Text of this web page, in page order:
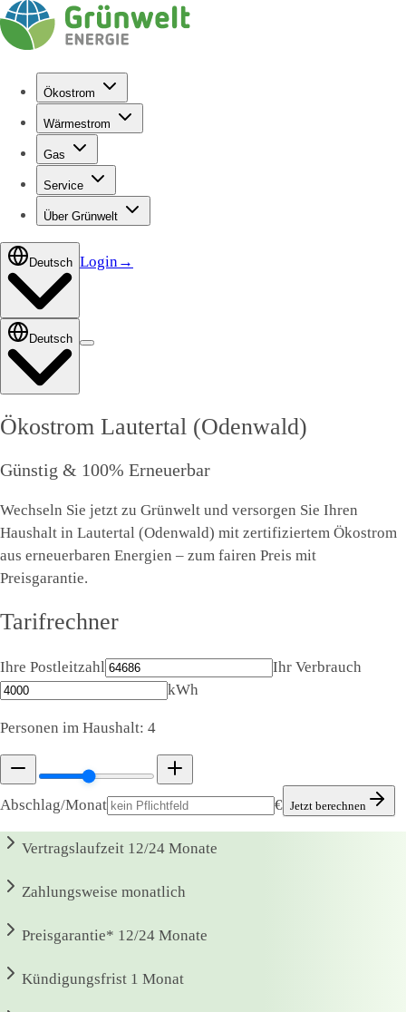
Ökostrom
Wärmestrom
Gas
Service
Über Grünwelt
Deutsch Login→
Deutsch
Ökostrom Lautertal (Odenwald)
Günstig & 100% Erneuerbar
Wechseln Sie jetzt zu Grünwelt und versorgen Sie Ihren
Haushalt in Lautertal (Odenwald) mit zertifiziertem Ökostrom
aus erneuerbaren Energien – zum fairen Preis mit
Preisgarantie.
Tarifrechner
Ihre Postleitzahl
Ihr Verbrauch
kWh
Personen im Haushalt: 4
Abschlag/Monat € Jetzt berechnen
Vertragslaufzeit 12/24 Monate
Zahlungsweise monatlich
Preisgarantie* 12/24 Monate
Kündigungsfrist 1 Monat